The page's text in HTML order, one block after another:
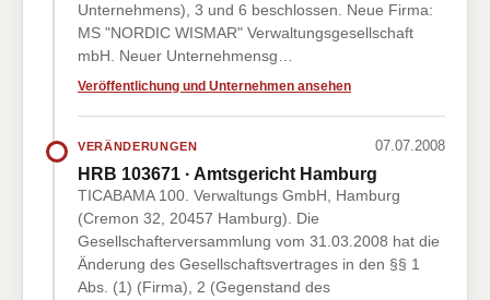
Unternehmens), 3 und 6 beschlossen. Neue Firma:
MS "NORDIC WISMAR" Verwaltungsgesellschaft
mbH. Neuer Unternehmensg…
Veröffentlichung und Unternehmen ansehen
VERÄNDERUNGEN 07.07.2008
HRB 103671 · Amtsgericht Hamburg
TICABAMA 100. Verwaltungs GmbH, Hamburg
(Cremon 32, 20457 Hamburg). Die
Gesellschafterversammlung vom 31.03.2008 hat die
Änderung des Gesellschaftsvertrages in den §§ 1
Abs. (1) (Firma), 2 (Gegenstand des